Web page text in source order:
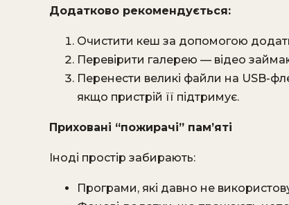
Додатково рекомендується:
Очистити кеш за допомогою
Перевірити галерею — відео
Перенести великі файли на USB-
якщо пристрій її підтримує.
Приховані “пожирачі” пам’яті
Іноді простір забирають:
Програми, які давно не